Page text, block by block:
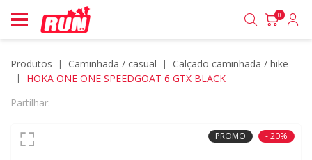
0
Produtos caminhada / casual
calçado caminhada / hike
HOKA ONE ONE SPEEDGOAT 6 GTX BLACK
Partilhar:
PROMO - 20%